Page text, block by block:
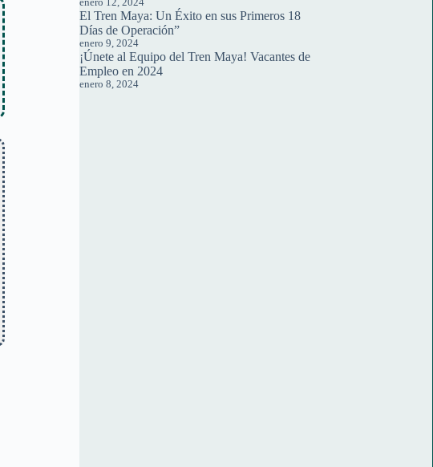
enero 12, 2024
El Tren Maya: Un Éxito en sus Primeros 18
Días de Operación”
enero 9, 2024
¡Únete al Equipo del Tren Maya! Vacantes de
Empleo en 2024
enero 8, 2024